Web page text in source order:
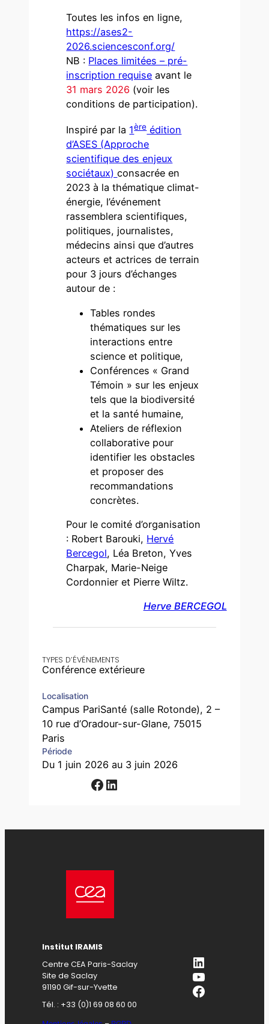
TYPES D’ÉVÉNEMENTS
Conférence extérieure
Localisation
Campus PariSanté (salle Rotonde), 2 –
10 rue d’Oradour-sur-Glane, 75015
Paris
Période
Du 1 juin 2026 au 3 juin 2026
Facebook LinkedIn
Toutes les infos en ligne,
https://ases2-
2026.sciencesconf.org/
NB : Places limitées – pré-
inscription requise avant le
31 mars 2026 (voir les
conditions de participation).
Inspiré par la 1èreédition
d’ASES (Approche
scientifique des enjeux
sociétaux)consacrée en
2023 à la thématique climat-
énergie, l’événement
rassemblera scientifiques,
politiques, journalistes,
médecins ainsi que d’autres
acteurs et actrices de terrain
pour 3 jours d’échanges
autour de :
Tables rondes
thématiques sur les
interactions entre
science et politique,
Conférences « Grand
Témoin » sur les enjeux
tels que la biodiversité
et la santé humaine,
Ateliers de réflexion
collaborative pour
identifier les obstacles
et proposer des
recommandations
concrètes.
Pour le comité d’organisation
: Robert Barouki, Hervé
Bercegol, Léa Breton, Yves
Charpak, Marie-Neige
Cordonnier et Pierre Wiltz.
Herve BERCEGOL
Institut IRAMIS
Centre CEA Paris-Saclay
Site de Saclay
91190 Gif-sur-Yvette
Tél. : +33 (0)1 69 08 60 00
LinkedIn
YouTube
Facebook